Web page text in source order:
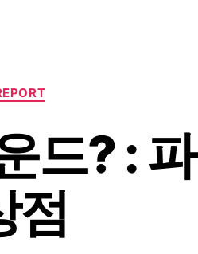
Categories
드? :
점